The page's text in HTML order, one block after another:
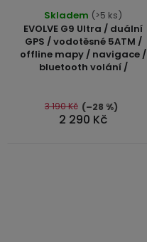
EVOLVE G9 Ultra / duální
GPS / vodotěsné 5ATM /
offline mapy / navigace /
bluetooth volání /
hodnocení
produktu
je
5,0
5
hvězdiček.
Skladem (>5 ks)
2 290 Kč
3 190 Kč (–28 %)